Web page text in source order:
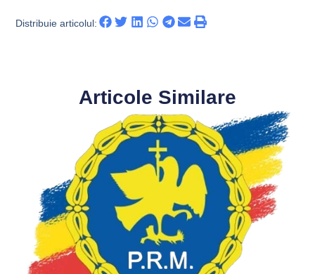
Distribuie articolul:
Articole Similare